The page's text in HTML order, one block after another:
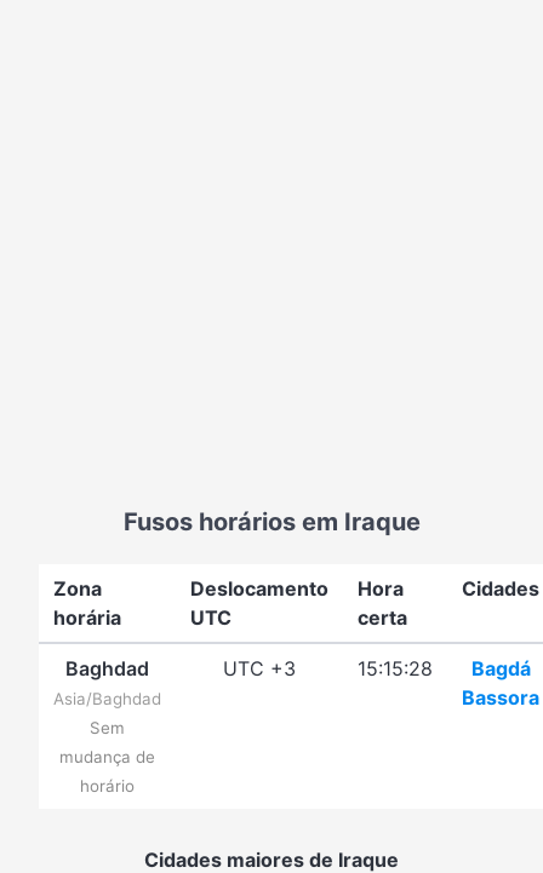
Fusos horários em Iraque
Zona
horária
Deslocamento
UTC
Hora
certa
Cidades
Baghdad
Asia/Baghdad
Sem
mudança de
horário
UTC +3 15:15:28
Bagdá
Bassora
Cidades maiores de Iraque